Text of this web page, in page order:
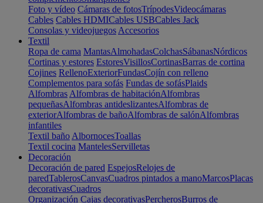
Foto y vídeo Cámaras de fotosTrípodesVideocámaras
Cables Cables HDMICables USBCables Jack
Consolas y videojuegos Accesorios
Textil
Ropa de cama MantasAlmohadasColchasSábanasNórdicos
Cortinas y estores EstoresVisillosCortinasBarras de cortina
Cojines RellenoExteriorFundasCojín con relleno
Complementos para sofás Fundas de sofásPlaids
Alfombras Alfombras de habitaciónAlfombras
pequeñasAlfombras antideslizantesAlfombras de
exteriorAlfombras de bañoAlfombras de salónAlfombras
infantiles
Textil baño AlbornocesToallas
Textil cocina MantelesServilletas
Decoración
Decoración de pared EspejosRelojes de
paredTablerosCanvasCuadros pintados a manoMarcosPlacas
decorativasCuadros
Organización Cajas decorativasPercherosBurros de